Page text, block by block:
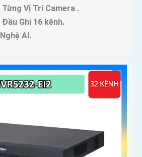
Từng Vị Trí Camera .
Đầu Ghi 16 kênh.
AI.